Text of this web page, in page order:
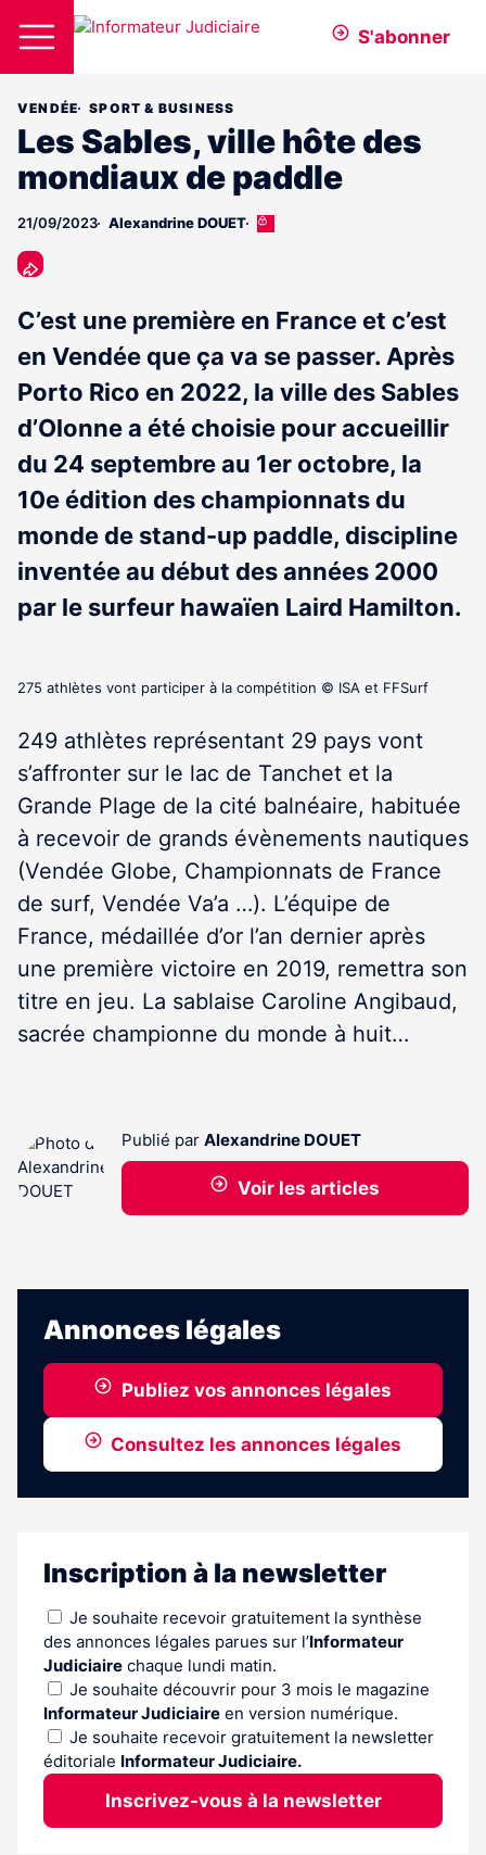
S'abonner
VENDÉE SPORT & BUSINESS
Les Sables, ville hôte des
mondiaux de paddle
21/09/2023 Alexandrine DOUET
Cet
abonnés
C’est une première en France et c’est
en Vendée que ça va se passer. Après
Porto Rico en 2022, la ville des Sables
d’Olonne a été choisie pour accueillir
du 24 septembre au 1er octobre, la
10e édition des championnats du
monde de stand-up paddle, discipline
inventée au début des années 2000
par le surfeur hawaïen Laird Hamilton.
275 athlètes vont participer à la compétition © ISA et FFSurf
249 athlètes représentant 29 pays vont
s’affronter sur le lac de Tanchet et la
Grande Plage de la cité balnéaire, habituée
à recevoir de grands évènements nautiques
(Vendée Globe, Championnats de France
de surf, Vendée Va’a …). L’équipe de
France, médaillée d’or l’an dernier après
une première victoire en 2019, remettra son
titre en jeu. La sablaise Caroline Angibaud,
sacrée championne du monde à huit…
Publié par Alexandrine DOUET
Voir les articles
Annonces légales
Publiez vos annonces légales
Consultez les annonces légales
Inscription à la newsletter
Je souhaite recevoir gratuitement la synthèse
des annonces légales parues sur l’Informateur
Judiciaire chaque lundi matin.
Je souhaite découvrir pour 3 mois le magazine
Informateur Judiciaire en version numérique.
Je souhaite recevoir gratuitement la newsletter
éditoriale Informateur Judiciaire.
Inscrivez-vous à la newsletter